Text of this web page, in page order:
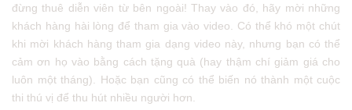
đừng thuê diễn viên từ bên ngoài! Thay vào đó, hãy mời những
khách hàng hài lòng để tham gia vào video. Có thể khó một chút
khi mời khách hàng tham gia dạng video này, nhưng bạn có thể
cảm ơn họ vào bằng cách tặng quà (hay thậm chí giảm giá cho
luôn một tháng). Hoặc bạn cũng có thể biến nó thành một cuộc
thi thú vị để thu hút nhiều người hơn.